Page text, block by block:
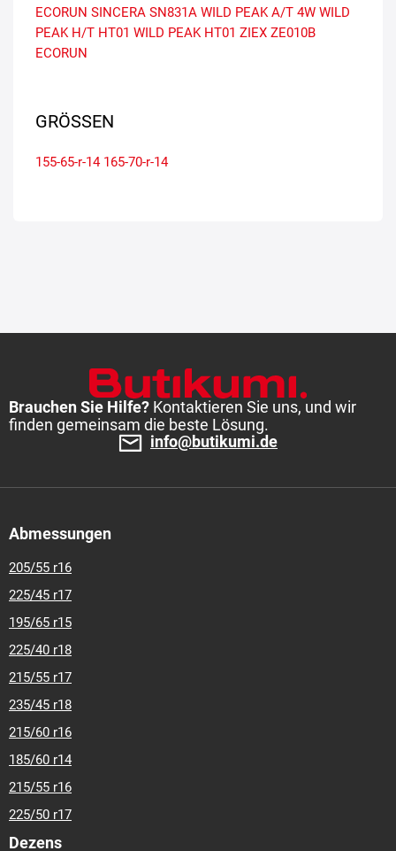
ECORUN SINCERA SN831A WILD PEAK A/T 4W WILD
PEAK H/T HT01 WILD PEAK HT01 ZIEX ZE010B
ECORUN
GRÖSSEN
155-65-r-14 165-70-r-14
Brauchen Sie Hilfe? Kontaktieren Sie uns, und wir
finden gemeinsam die beste Lösung.
info@butikumi.de
Abmessungen
205/55 r16
225/45 r17
195/65 r15
225/40 r18
215/55 r17
235/45 r18
215/60 r16
185/60 r14
215/55 r16
225/50 r17
Dezens